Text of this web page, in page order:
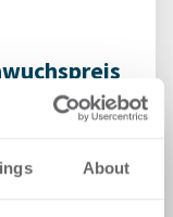
About